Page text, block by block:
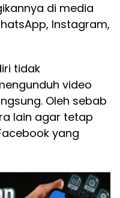
di media
Instagram,
tidak
video
Oleh sebab
lain agar tetap
yang